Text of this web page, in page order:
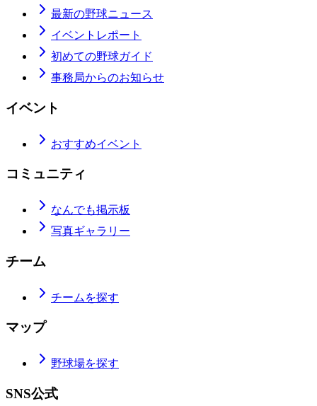
最新の野球ニュース
イベントレポート
初めての野球ガイド
事務局からのお知らせ
イベント
おすすめイベント
コミュニティ
なんでも掲示板
写真ギャラリー
チーム
チームを探す
マップ
野球場を探す
SNS公式